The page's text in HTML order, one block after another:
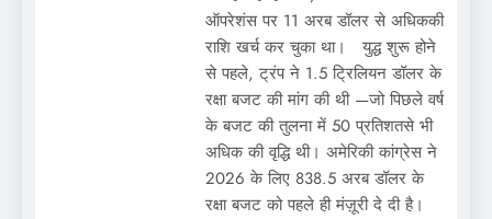
ऑपरेशंस पर 11 अरब डॉलर से अधिककी
राशि खर्च कर चुका था। युद्ध शुरू होने
से पहले, ट्रंप ने 1.5 ट्रिलियन डॉलर के
रक्षा बजट की मांग की थी —जो पिछले वर्ष
के बजट की तुलना में 50 प्रतिशतसे भी
अधिक की वृद्धि थी। अमेरिकी कांग्रेस ने
2026 के लिए 838.5 अरब डॉलर के
रक्षा बजट को पहले ही मंज़ूरी दे दी है।